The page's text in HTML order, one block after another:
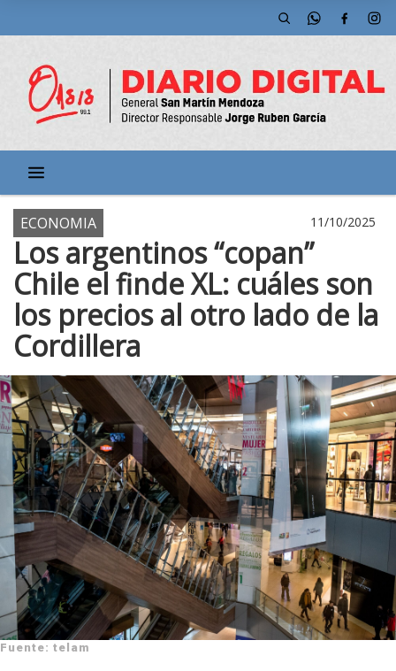
ECONOMIA 11/10/2025
Los argentinos “copan”
Chile el finde XL: cuáles son
los precios al otro lado de la
Cordillera
Fuente: telam